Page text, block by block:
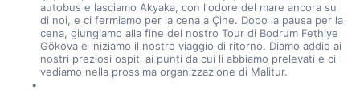
autobus e lasciamo Akyaka, con l'odore del mare ancora su
di noi, e ci fermiamo per la cena a Çine. Dopo la pausa per la
cena, giungiamo alla fine del nostro Tour di Bodrum Fethiye
Gökova e iniziamo il nostro viaggio di ritorno. Diamo addio ai
nostri preziosi ospiti ai punti da cui li abbiamo prelevati e ci
vediamo nella prossima organizzazione di Malitur.